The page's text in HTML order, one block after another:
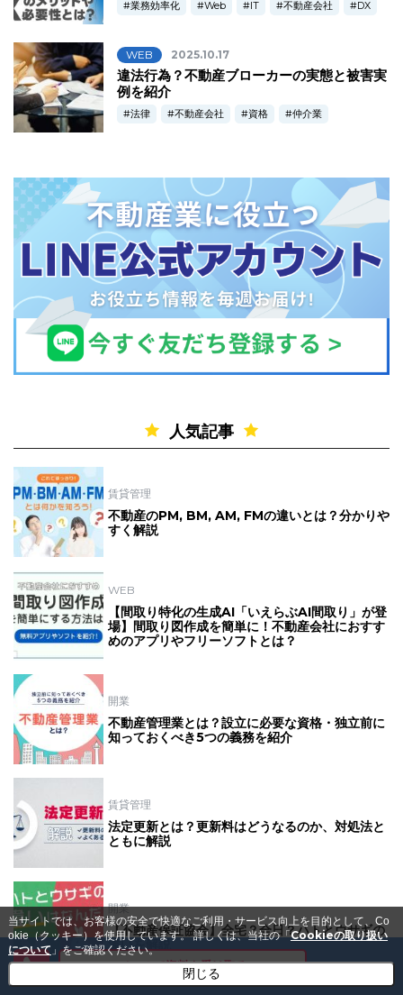
業務効率化 Web IT 不動産会社 DX
WEB 2025.10.17
違法行為？不動産ブローカーの実態と被害実
例を紹介
法律 不動産会社 資格 仲介業
人気記事
賃貸管理
不動産のPM, BM, AM, FMの違いとは？分かりや
すく解説
WEB
【間取り特化の生成AI「いえらぶAI間取り」が登
場】間取り図作成を簡単に！不動産会社におすす
めのアプリやフリーソフトとは？
開業
不動産管理業とは？設立に必要な資格・独立前に
知っておくべき5つの義務を紹介
賃貸管理
法定更新とは？更新料はどうなるのか、対処法と
ともに解説
開業
【不動産保証協会】全宅？全日？ハトとウサギの
違いを解説
メールで資料を受け取る
当サイトでは、お客様の安全で快適なご利用・サービス向上を目的として、Co
okie（クッキー）を使用しています。詳しくは、当社の「Cookieの取り扱い
について 」をご確認ください。
閉じる